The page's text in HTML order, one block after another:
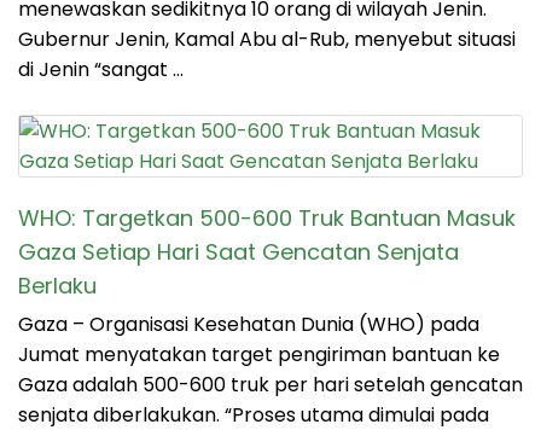
menewaskan sedikitnya 10 orang di wilayah Jenin.
Gubernur Jenin, Kamal Abu al-Rub, menyebut situasi
di Jenin “sangat …
WHO: Targetkan 500-600 Truk Bantuan Masuk
Gaza Setiap Hari Saat Gencatan Senjata
Berlaku
Gaza – Organisasi Kesehatan Dunia (WHO) pada
Jumat menyatakan target pengiriman bantuan ke
Gaza adalah 500-600 truk per hari setelah gencatan
senjata diberlakukan. “Proses utama dimulai pada